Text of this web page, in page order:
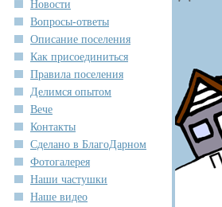
Новости
Вопросы-ответы
Описание поселения
Как присоединиться
Правила поселения
Делимся опытом
Вече
Контакты
Сделано в БлагоДарном
Фотогалерея
Наши частушки
Наше видео